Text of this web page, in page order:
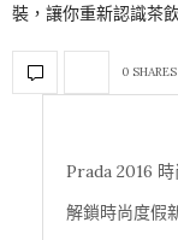
裝，讓你重新認識茶
0 SHARES
Prada 2016
解鎖時尚度假